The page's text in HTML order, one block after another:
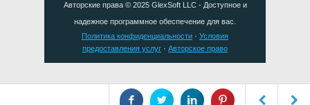
Авторские права © 2025 GlexSoft LLC- Доступное и
надежное программное обеспечение для вас.
Политика конфиденциальности · Условия
предоставления услуг · Авторское право